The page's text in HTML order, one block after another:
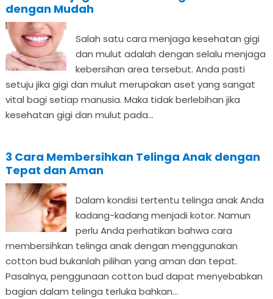
dengan Mudah
Salah satu cara menjaga kesehatan gigi
dan mulut adalah dengan selalu menjaga
kebersihan area tersebut. Anda pasti
setuju jika gigi dan mulut merupakan aset yang sangat
vital bagi setiap manusia. Maka tidak berlebihan jika
kesehatan gigi dan mulut pada...
3 Cara Membersihkan Telinga Anak dengan
Tepat dan Aman
Dalam kondisi tertentu telinga anak Anda
kadang-kadang menjadi kotor. Namun
perlu Anda perhatikan bahwa cara
membersihkan telinga anak dengan menggunakan
cotton bud bukanlah pilihan yang aman dan tepat.
Pasalnya, penggunaan cotton bud dapat menyebabkan
bagian dalam telinga terluka bahkan...